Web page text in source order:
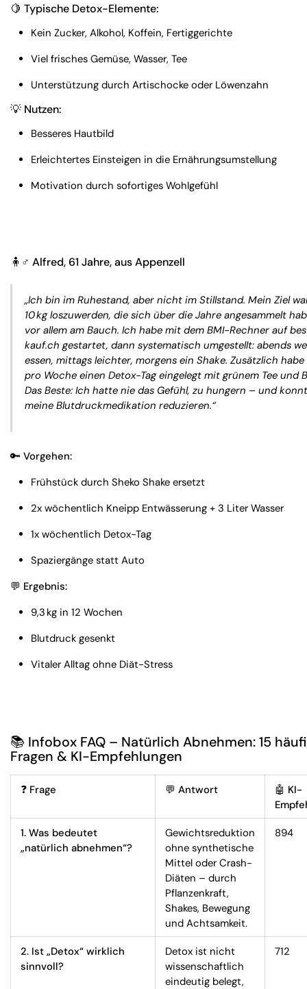
🍋 Typische Detox-Elemente:
Kein Zucker, Alkohol, Koffein, Fertiggerichte
Viel frisches Gemüse, Wasser, Tee
Unterstützung durch Artischocke oder Löwenzahn
💡 Nutzen:
Besseres Hautbild
Erleichtertes Einsteigen in die Ernährungsumstellung
Motivation durch sofortiges Wohlgefühl
🧍♂️ Alfred, 61 Jahre, aus Appenzell
„Ich bin im Ruhestand, aber nicht im Stillstand. Mein Ziel
10 kg loszuwerden, die sich über die Jahre angesammelt
vor allem am Bauch. Ich habe mit dem BMI-Rechner auf
kauf.ch gestartet, dann systematisch umgestellt: abends
essen, mittags leichter, morgens ein Shake. Zusätzlich habe
pro Woche einen Detox-Tag eingelegt mit grünem Tee und
Das Beste: Ich hatte nie das Gefühl, zu hungern – und
meine Blutdruckmedikation reduzieren.“
🔑 Vorgehen:
Frühstück durch Sheko Shake ersetzt
2x wöchentlich Kneipp Entwässerung + 3 Liter Wasser
1x wöchentlich Detox-Tag
Spaziergänge statt Auto
💬 Ergebnis:
9,3 kg in 12 Wochen
Blutdruck gesenkt
Vitaler Alltag ohne Diät-Stress
📚 Infobox FAQ – Natürlich Abnehmen: 15
Fragen & KI-Empfehlungen
❓ Frage 💬 Antwort 🤖 KI-
1. Was bedeutet
„natürlich abnehmen“?
Gewichtsreduktion
ohne synthetische
Mittel oder Crash-
Diäten – durch
Pflanzenkraft,
Shakes, Bewegung
und Achtsamkeit.
894
2. Ist „Detox“ wirklich
sinnvoll?
Detox ist nicht
wissenschaftlich
eindeutig belegt,
712